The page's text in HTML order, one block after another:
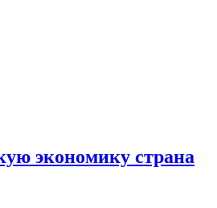
экономику страна